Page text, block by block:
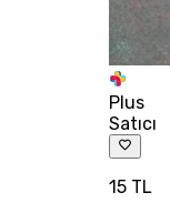
Plus
Satıcı
15 TL